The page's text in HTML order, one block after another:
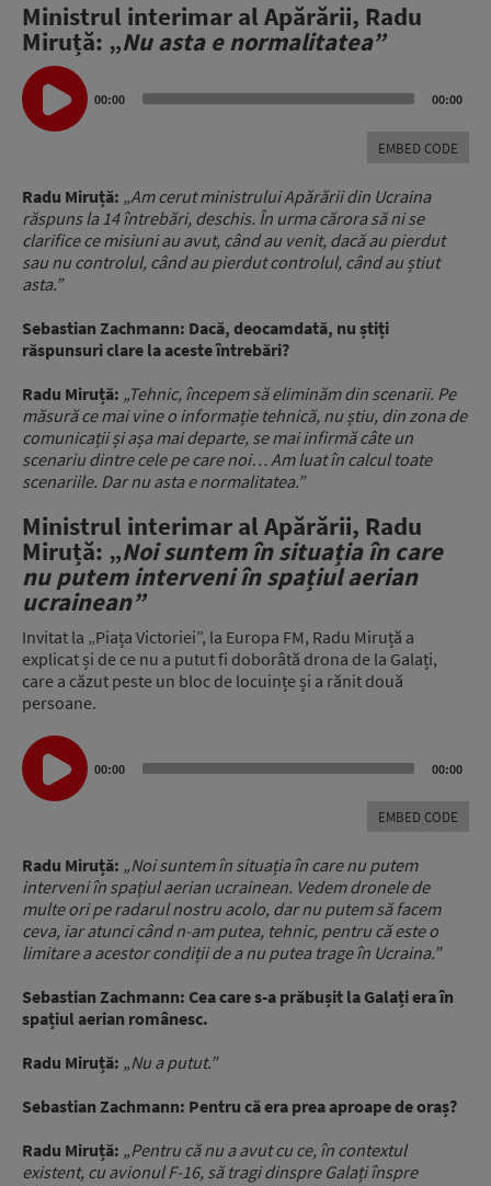
Ministrul interimar al Apărării, Radu
Miruță: „Nu asta e normalitatea”
Audio
Player
00:00 00:00
EMBED CODE
Radu Miruță: „Am cerut ministrului Apărării din Ucraina
răspuns la 14 întrebări, deschis. În urma cărora să ni se
clarifice ce misiuni au avut, când au venit, dacă au pierdut
sau nu controlul, când au pierdut controlul, când au știut
asta.”
Sebastian Zachmann: Dacă, deocamdată, nu știți
răspunsuri clare la aceste întrebări?
Radu Miruță: „Tehnic, începem să eliminăm din scenarii. Pe
măsură ce mai vine o informație tehnică, nu știu, din zona de
comunicații și așa mai departe, se mai infirmă câte un
scenariu dintre cele pe care noi… Am luat în calcul toate
scenariile. Dar nu asta e normalitatea.”
Ministrul interimar al Apărării, Radu
Miruță: „Noi suntem în situația în care
nu putem interveni în spațiul aerian
ucrainean”
Invitat la „Piața Victoriei”, la Europa FM, Radu Miruță a
explicat și de ce nu a putut fi doborâtă drona de la Galați,
care a căzut peste un bloc de locuințe și a rănit două
persoane.
Audio
Player
00:00 00:00
EMBED CODE
Radu Miruță: „Noi suntem în situația în care nu putem
interveni în spațiul aerian ucrainean. Vedem dronele de
multe ori pe radarul nostru acolo, dar nu putem să facem
ceva, iar atunci când n-am putea, tehnic, pentru că este o
limitare a acestor condiții de a nu putea trage în Ucraina.”
Sebastian Zachmann: Cea care s-a prăbușit la Galați era în
spațiul aerian românesc.
Radu Miruță: „Nu a putut.”
Sebastian Zachmann: Pentru că era prea aproape de oraș?
Radu Miruță: „Pentru că nu a avut cu ce, în contextul
existent, cu avionul F-16, să tragi dinspre Galați înspre